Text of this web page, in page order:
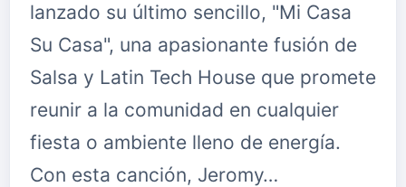
lanzado su último sencillo, "Mi Casa
Su Casa", una apasionante fusión de
Salsa y Latin Tech House que promete
reunir a la comunidad en cualquier
fiesta o ambiente lleno de energía.
Con esta canción, Jeromy…